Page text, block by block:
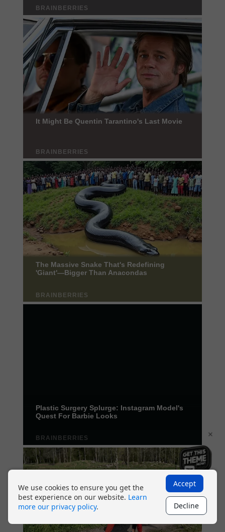
×
We use cookies to ensure you get the
best experience on our website. Learn
more our privacy policy.
Accept
Decline